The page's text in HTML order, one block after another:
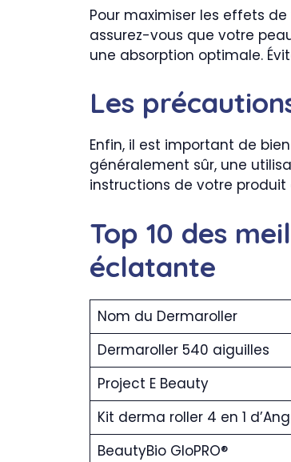
Pour maximiser les effets
assurez-vous que votre
une absorption optimale.
Les
Enfin, il est important de
généralement sûr, une
instructions de votre produit
Top 10 des
éclatante
Nom du Dermaroller
Dermaroller 540 aiguilles
Project E Beauty
Kit derma roller 4 en 1
BeautyBio GloPRO®